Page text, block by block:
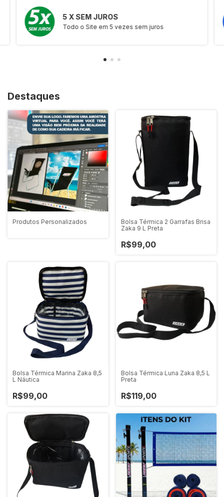
5 X SEM JUROS
Todo o Site em 5 vezes sem juros
Destaques
Produtos Personalizados
Bolsa Térmica 2 Garrafas Brisa
Zaka 9 L Preta
R$99,00
Bolsa Térmica Marina Zaka 8,5
L Náutica
R$99,00
Bolsa Térmica Luna Zaka 8,5 L
Preta
R$119,00